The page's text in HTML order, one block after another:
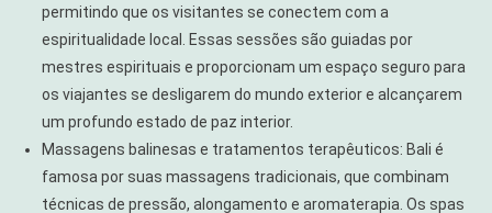
permitindo que os visitantes se conectem com a
espiritualidade local. Essas sessões são guiadas por
mestres espirituais e proporcionam um espaço seguro para
os viajantes se desligarem do mundo exterior e alcançarem
um profundo estado de paz interior.
Massagens balinesas e tratamentos terapêuticos: Bali é
famosa por suas massagens tradicionais, que combinam
técnicas de pressão, alongamento e aromaterapia. Os spas